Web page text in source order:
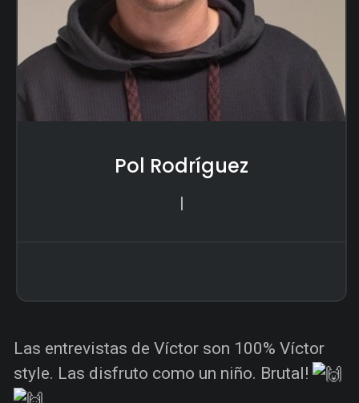
Pol Rodríguez
|
Las entrevistas de Víctor son 100% Víctor
style. Las disfruto como un niño. Brutal!